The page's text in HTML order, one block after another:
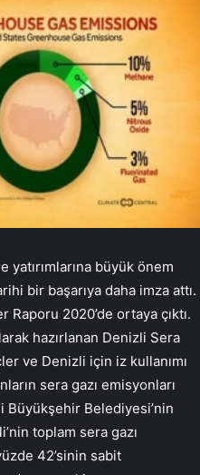
büyük önem
bir başarıya daha imza attı.
2020’de ortaya çıktı.
hazırlanan Denizli Sera
ve Denizli için iz kullanımı
sera gazı emisyonları
Büyükşehir Belediyesi’nin
toplam sera gazı
42’sinin sabit